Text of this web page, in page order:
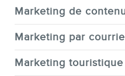
Marketing de
Marketing par
Marketing touristique